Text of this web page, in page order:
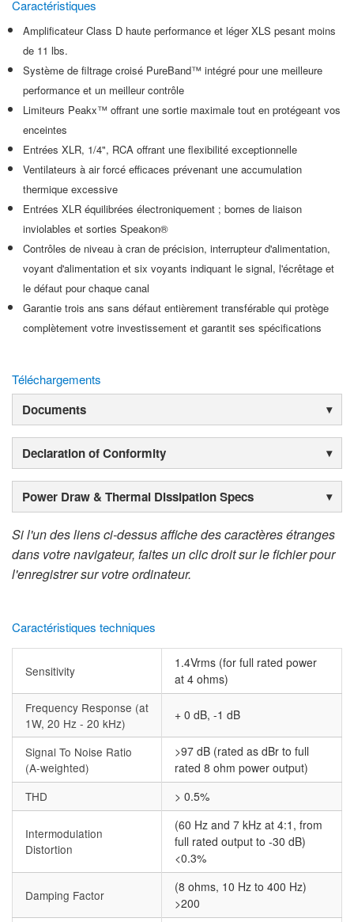
Caractéristiques
Amplificateur Class D haute performance et léger XLS pesant moins
de 11 lbs.
Système de filtrage croisé PureBand™ intégré pour une meilleure
performance et un meilleur contrôle
Limiteurs Peakx™ offrant une sortie maximale tout en protégeant vos
enceintes
Entrées XLR, 1/4", RCA offrant une flexibilité exceptionnelle
Ventilateurs à air forcé efficaces prévenant une accumulation
thermique excessive
Entrées XLR équilibrées électroniquement ; bornes de liaison
inviolables et sorties Speakon®
Contrôles de niveau à cran de précision, interrupteur d'alimentation,
voyant d'alimentation et six voyants indiquant le signal, l'écrêtage et
le défaut pour chaque canal
Garantie trois ans sans défaut entièrement transférable qui protège
complètement votre investissement et garantit ses spécifications
Téléchargements
Documents
Declaration of Conformity
Power Draw & Thermal Dissipation Specs
Si l'un des liens ci-dessus affiche des caractères étranges
dans votre navigateur, faites un clic droit sur le fichier pour
l'enregistrer sur votre ordinateur.
Caractéristiques techniques
Sensitivity
1.4Vrms (for full rated power
at 4 ohms)
Frequency Response (at
1W, 20 Hz - 20 kHz)
+ 0 dB, -1 dB
Signal To Noise Ratio
(A-weighted)
>97 dB (rated as dBr to full
rated 8 ohm power output)
THD
> 0.5%
Intermodulation
Distortion
(60 Hz and 7 kHz at 4:1, from
full rated output to -30 dB)
<0.3%
Damping Factor
(8 ohms, 10 Hz to 400 Hz)
>200